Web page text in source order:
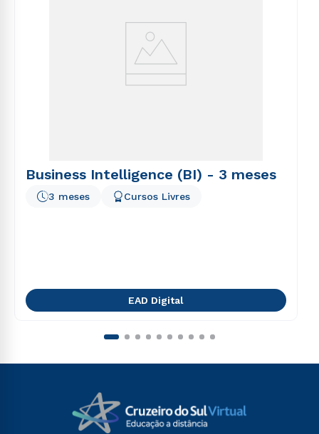
Business Intelligence (BI) - 3 meses
3 meses Cursos Livres
EAD Digital